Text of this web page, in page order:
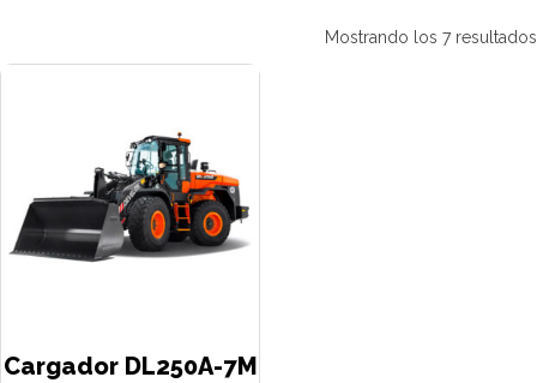
Mostrando los 7 resultados
Cargador DL250A-7M